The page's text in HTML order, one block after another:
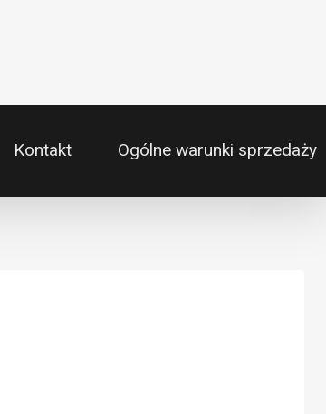
Kontakt Ogólne warunki sprzedaży